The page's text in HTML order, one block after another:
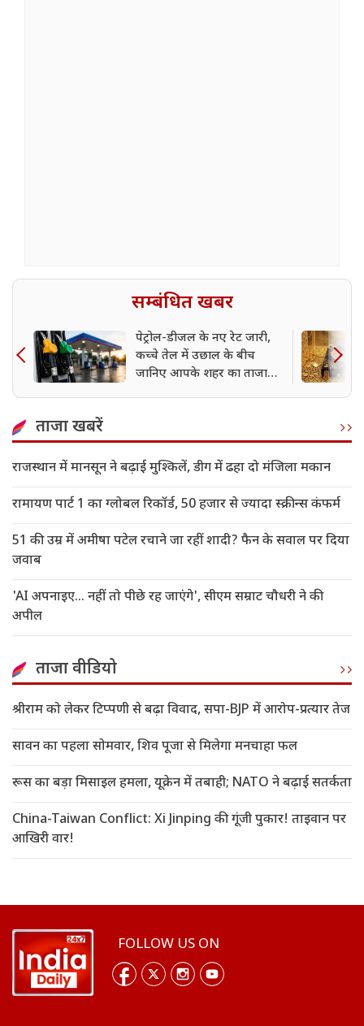
सम्बंधित खबर
पेट्रोल-डीजल के नए रेट जारी,
कच्चे तेल में उछाल के बीच
जानिए आपके शहर का ताजा
ताजा खबरें
राजस्थान में मानसून ने बढ़ाई मुश्किलें, डीग में ढहा दो मंजिला मकान
रामायण पार्ट 1 का ग्लोबल रिकॉर्ड, 50 हजार से ज्यादा स्क्रीन्स कंफर्म
51 की उम्र में अमीषा पटेल रचाने जा रहीं शादी? फैन के सवाल पर दिया
जवाब
'AI अपनाइए... नहीं तो पीछे रह जाएंगे', सीएम सम्राट चौधरी ने की
अपील
ताजा वीडियो
श्रीराम को लेकर टिप्पणी से बढ़ा विवाद, सपा-BJP में आरोप-प्रत्यार तेज
सावन का पहला सोमवार, शिव पूजा से मिलेगा मनचाहा फल
रूस का बड़ा मिसाइल हमला, यूक्रेन में तबाही; NATO ने बढ़ाई सतर्कता
China-Taiwan Conflict: Xi Jinping की गूंजी पुकार! ताइवान पर
आखिरी वार!
FOLLOW US ON